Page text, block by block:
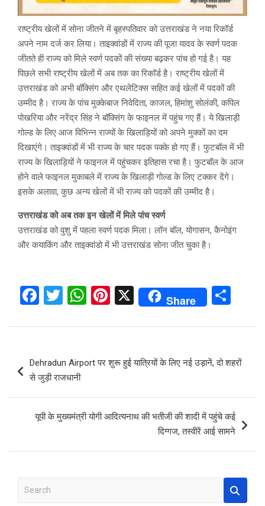
राष्ट्रीय खेलों में सोना जीतने में बृहस्पतिवार को उत्तराखंड ने नया रिकॉर्ड
अपने नाम दर्ज कर लिया। ताइक्वांडों में राज्य की पूजा यादव के स्वर्ण पदक
जीतते ही राज्य को मिले स्वर्ण पदकों की संख्या बढ़कर पांच हो गई है। यह
पिछले सभी राष्ट्रीय खेलों में अब तक का रिकॉर्ड है। राष्ट्रीय खेलों में
उत्तराखंड को अभी बॉक्सिंग और एथलेटिक्स सहित कई खेलों में पदकों की
उम्मीद है। राज्य के पांच मुक्केबाज निवेदिता, काजल, हिमांशु सोलंकी, कपिल
पोखरिया और नरेंद्र सिंह ने बॉक्सिंग के फाइनल में पहुंच गए हैं। ये खिलाड़ी
गोल्ड के लिए आज विभिन्न राज्यों के खिलाड़ियों को अपने मुक्कों का दम
दिखाएंगे। ताइक्वांडों में भी राज्य के चार पदक पक्के हो गए हैं। फुटबॉल में भी
राज्य के खिलाड़ियों ने फाइनल में पहुंचकर इतिहास रचा है। फुटबॉल के आज
होने वाले फाइनल मुकाबले में राज्य के खिलाड़ी गोल्ड के लिए टक्कर देंगे।
इसके अलावा, कुछ अन्य खेलों में भी राज्य को पदकों की उम्मीद है।
उत्तराखंड को अब तक इन खेलों में मिले पांच स्वर्ण
उत्तराखंड को वुशु में पहला स्वर्ण पदक मिला। लॉन बॉल, योगासन, कैनोइंग
और कयाकिंग और ताइक्वांडो में भी उत्तराखंड सोना जीत चुका है।
F
ce
o
o
k
T
tt
W
at
A
p
Pi
er
t
X Share
ar
e
navigation
Dehradun Airport पर शुरू हुई यात्रियों के लिए नई उड़ानें, दो शहरों
से जुड़ी राजधानी
यूपी के मुख्यमंत्री योगी आदित्यनाथ की भतीजी की शादी में पहुंचे कई
दिग्‍गज, तस्‍वीरें आई सामने